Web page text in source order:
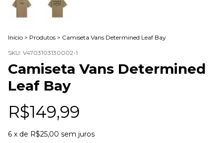
Início > Produtos > Camiseta Vans Determined Leaf Bay
SKU: V4703103130002-1
Camiseta Vans Determined
Leaf Bay
R$149,99
6 x de R$25,00 sem juros